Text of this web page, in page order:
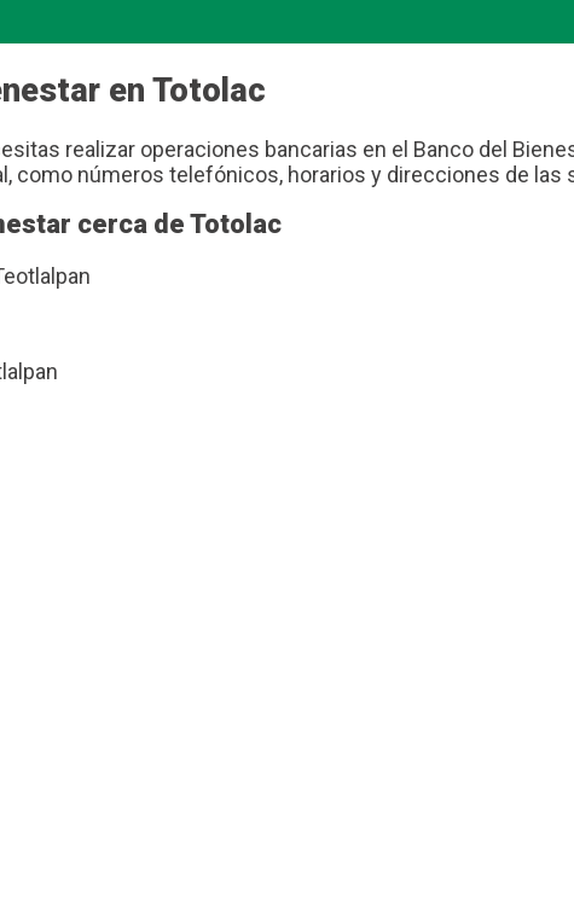
en Totolac
realizar operaciones bancarias en el Banco del
como números telefónicos, horarios y direcciones de las
cerca de Totolac